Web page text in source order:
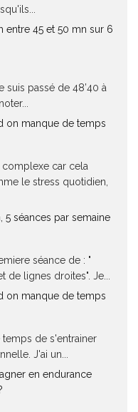
entre 45 et 50 mn sur 6
suis passé de 48’40 à
on manque de temps
complexe car cela
le stress quotidien,
5 séances par semaine
séance de : "
de lignes droites". Je...
on manque de temps
de s'entrainer
J'ai un...
en endurance